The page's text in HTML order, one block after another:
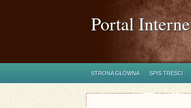
Portal
STRONA GŁÓWNA SPIS TREŚCI